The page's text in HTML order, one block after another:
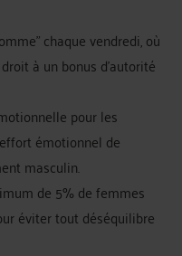
chaque vendredi, où
à un bonus d’autorité
pour les
émotionnel de
masculin.
de 5% de femmes
éviter tout déséquilibre